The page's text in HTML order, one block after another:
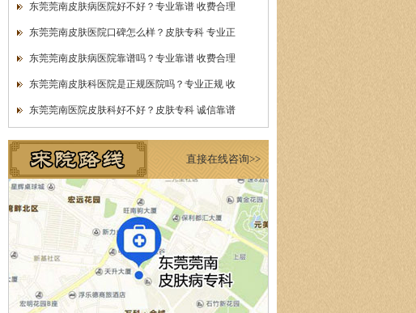
东莞莞南皮肤病医院好不好？专业靠谱 收费合理
东莞莞南皮肤医院口碑怎么样？皮肤专科 专业正
东莞莞南皮肤病医院靠谱吗？专业靠谱 收费合理
东莞莞南皮肤科医院是正规医院吗？专业正规 收
东莞莞南医院皮肤科好不好？皮肤专科 诚信靠谱
直接在线咨询>>